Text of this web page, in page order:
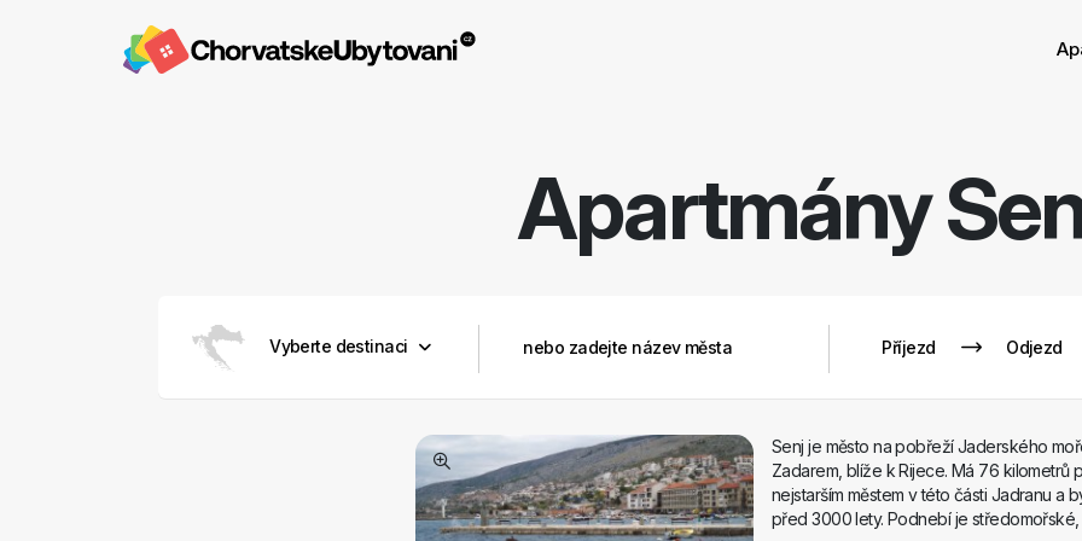
Apartmány
Vyberte destinaci
Senj je město na pobřeží Jaderského
Zadarem, blíže k Rijece. Má 76 kilometrů
nejstarším městem v této části Jadranu a
před 3000 lety. Podnebí je